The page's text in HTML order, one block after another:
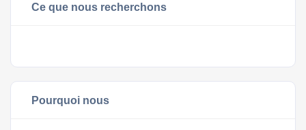
Ce que nous recherchons
Pourquoi nous